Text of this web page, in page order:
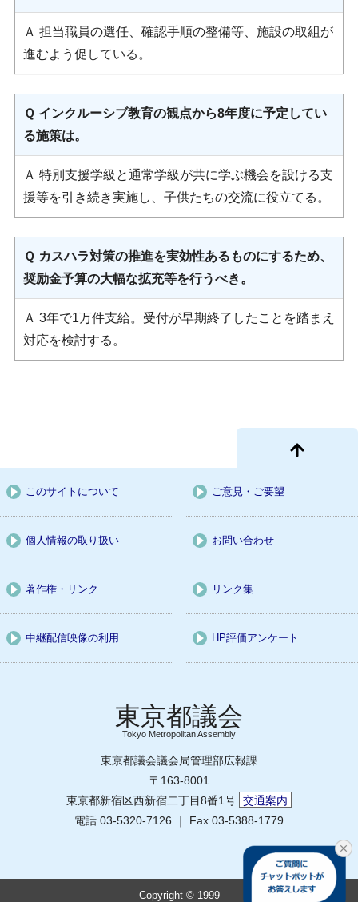
Ａ 担当職員の選任、確認手順の整備等、施設の取組が
進むよう促している。
Ｑ インクルーシブ教育の観点から8年度に予定してい
る施策は。
Ａ 特別支援学級と通常学級が共に学ぶ機会を設ける支
援等を引き続き実施し、子供たちの交流に役立てる。
Ｑ カスハラ対策の推進を実効性あるものにするため、
奨励金予算の大幅な拡充等を行うべき。
Ａ 3年で1万件支給。受付が早期終了したことを踏まえ
対応を検討する。
このサイトについて ご意見・ご要望
個人情報の取り扱い お問い合わせ
著作権・リンク リンク集
中継配信映像の利用 HP評価アンケート
Tokyo Metropolitan Assembly
東京都議会議会局管理部広報課
〒163-8001
東京都新宿区西新宿二丁目8番1号 交通案内
電話 03-5320-7126 ｜ Fax 03-5388-1779
Copyright © 1999